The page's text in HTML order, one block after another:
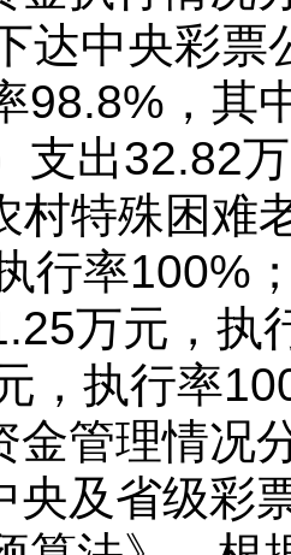
达中央彩票
98.8%，其
支出32.82
村特殊困难
行率100%
万元，执
，执行率
金管理情况
央及省级彩